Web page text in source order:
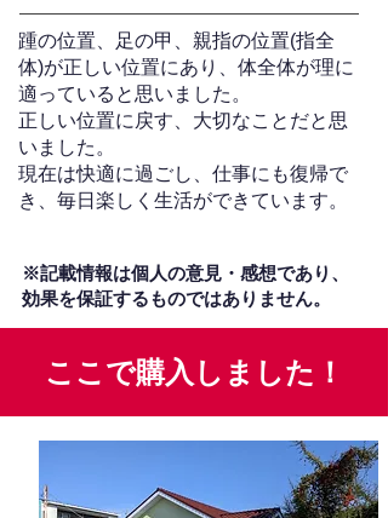
踵の位置、足の甲、親指の位置(指全
体)が正しい位置にあり、体全体が理に
適っていると思いました。
正しい位置に戻す、大切なことだと思
いました。
現在は快適に過ごし、仕事にも復帰で
き、毎日楽しく生活ができています。
※記載情報は個人の意見・感想であり、
効果を保証するものではありません。
ここで購入しました！